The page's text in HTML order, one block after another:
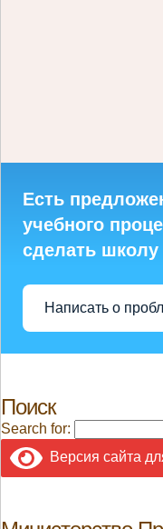
Есть
учебного
сделать
Написать о
Поиск
Search for:
Версия сайта